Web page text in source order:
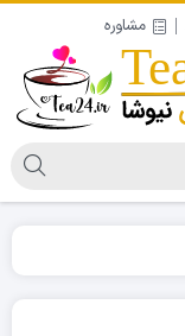
مشاوره